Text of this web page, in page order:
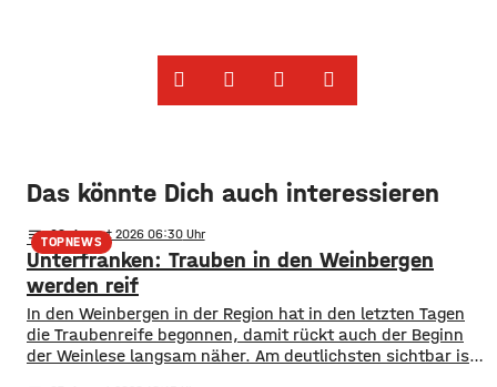
Das könnte Dich auch interessieren
TOPNEWS
notes 08. August 2026 06:30
Unterfranken: Trauben in den Weinbergen
werden reif
In den Weinbergen in der Region hat in den letzten Tagen
die Traubenreife begonnen, damit rückt auch der Beginn
der Weinlese langsam näher. Am deutlichsten sichtbar ist